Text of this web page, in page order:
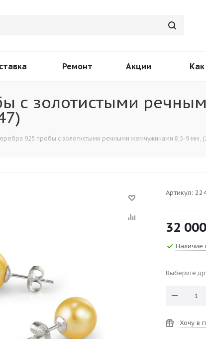
Ремонт Акции Как
с золотистыми
925 пробы с золотистыми речными жемчужинами 8,5-9 мм,
Артикул:
32 000
Наличие
Выберите
Хочу в